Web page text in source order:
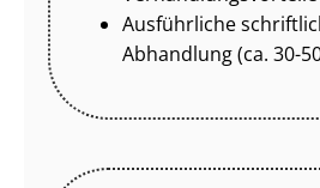
Ausführliche
Abhandlung (ca. 30-